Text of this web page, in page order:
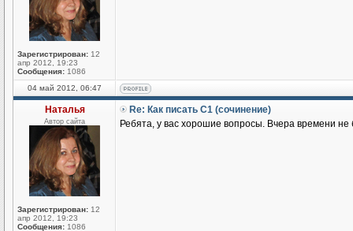
Зарегистрирован: 12
апр 2012, 19:23
Сообщения: 1086
04 май 2012, 06:47
Наталья
Автор сайта
Зарегистрирован: 12
апр 2012, 19:23
Сообщения: 1086
Re: Как писать С1 (сочинение)
Ребята, у вас хорошие вопросы. Вчера времени